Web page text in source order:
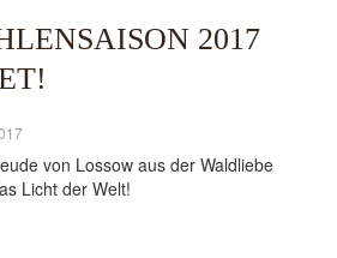
2017
von Lossow aus der Waldliebe
Licht der Welt!